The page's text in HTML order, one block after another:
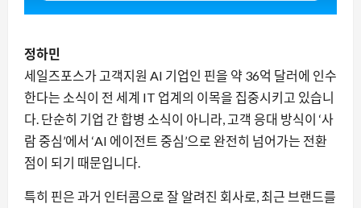
정하민
세일즈포스가 고객지원 AI 기업인 핀을 약 36억 달러에 인수
한다는 소식이 전 세계 IT 업계의 이목을 집중시키고 있습니
다. 단순히 기업 간 합병 소식이 아니라, 고객 응대 방식이 ‘사
람 중심’에서 ‘AI 에이전트 중심’으로 완전히 넘어가는 전환
점이 되기 때문입니다.
특히 핀은 과거 인터콤으로 잘 알려진 회사로, 최근 브랜드를